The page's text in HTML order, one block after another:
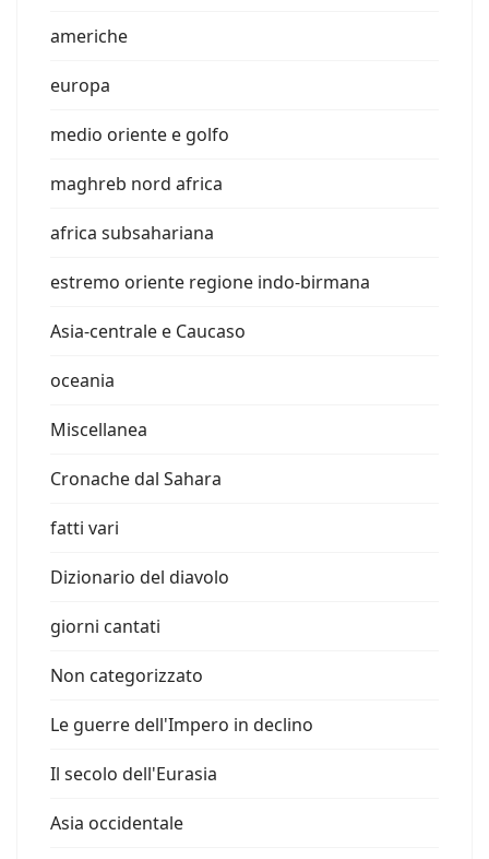
americhe
europa
medio oriente e golfo
maghreb nord africa
africa subsahariana
estremo oriente regione indo-birmana
Asia-centrale e Caucaso
oceania
Miscellanea
Cronache dal Sahara
fatti vari
Dizionario del diavolo
giorni cantati
Non categorizzato
Le guerre dell'Impero in declino
Il secolo dell'Eurasia
Asia occidentale